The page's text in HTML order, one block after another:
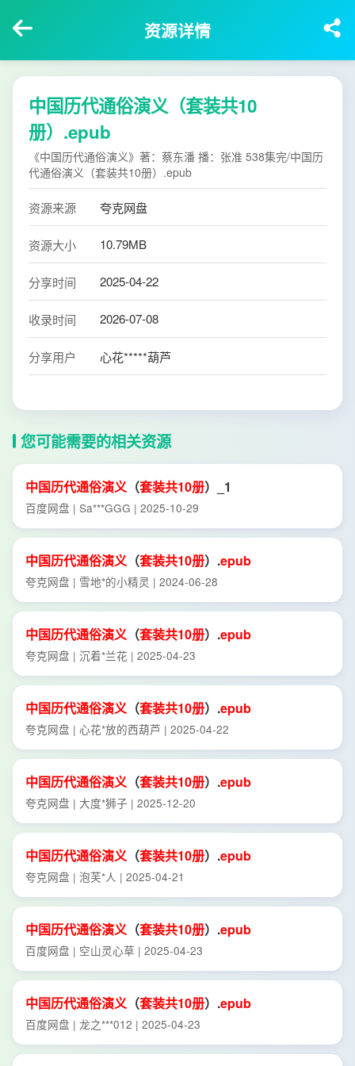
资源详情
中国历代通俗演义（套装共10
册）.epub
《中国历代通俗演义》著：蔡东潘 播：张准 538集完/中国历
代通俗演义（套装共10册）.epub
资源来源 夸克网盘
资源大小 10.79MB
分享时间 2025-04-22
收录时间 2026-07-08
分享用户 心花*****葫芦
您可能需要的相关资源
中国历代通俗演义 （套装共10册）_1
百度网盘 | Sa***GGG | 2025-10-29
中国历代通俗演义 （套装共10册）.epub
夸克网盘 | 雪地*的小精灵 | 2024-06-28
中国历代通俗演义 （套装共10册）.epub
夸克网盘 | 沉着*兰花 | 2025-04-23
中国历代通俗演义 （套装共10册）.epub
夸克网盘 | 心花*放的西葫芦 | 2025-04-22
中国历代通俗演义 （套装共10册）.epub
夸克网盘 | 大度*狮子 | 2025-12-20
中国历代通俗演义 （套装共10册）.epub
夸克网盘 | 泡芙*人 | 2025-04-21
中国历代通俗演义 （套装共10册）.epub
百度网盘 | 空山灵心草 | 2025-04-23
中国历代通俗演义 （套装共10册）.epub
百度网盘 | 龙之***012 | 2025-04-23